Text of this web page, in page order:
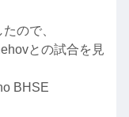
ので、
との試合を見
BHSE